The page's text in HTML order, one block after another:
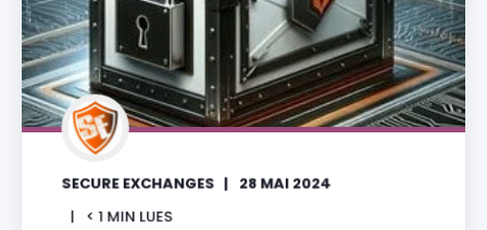
SECURE EXCHANGES 28 MAI 2024
< 1 MIN LUES